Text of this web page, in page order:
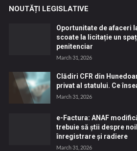
NOUTĂȚI LEGISLATIVE
Oportunitate de afaceri
scoate la licitație un
penitenciar
March 31, 2026
Clădiri CFR din
privat al statului. Ce
March 31, 2026
e-Factura: ANAF
trebuie să știi despre
înregistrare și radiere
March 31, 2026